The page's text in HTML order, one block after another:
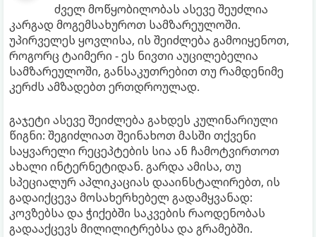
ძველ მოწყობილობას ასევე შეუძლია
კარგად მოგემსახუროთ სამზარეულოში.
უპირველეს ყოვლისა, ის შეიძლება გამოიყენოთ,
როგორც ტაიმერი - ეს ნივთი აუცილებელია
სამზარეულოში, განსაკუთრებით თუ რამდენიმე
კერძს ამზადებთ ერთდროულად.
გაჯეტი ასევე შეიძლება გახდეს კულინარიული
წიგნი: შეგიძლიათ შეინახოთ მასში თქვენი
საყვარელი რეცეპტების სია ან ჩამოტვირთოთ
ახალი ინტერნეტიდან. გარდა ამისა, თუ
სპეციალურ აპლიკაციას დააინსტალირებთ, ის
გადაიქცევა მოსახერხებელ გადამყვანად:
კოვზებსა და ჭიქებში საკვების რაოდენობას
გადააქცევს მილილიტრებსა და გრამებში.